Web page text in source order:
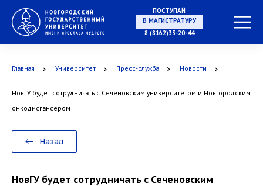
ПОСТУПАЙ
В МАГИСТРАТУРУ
8 (8162)33-20-44
Главная Университет Пресс-служба Новости
НовГУ будет сотрудничать с Сеченовским университетом и Новгородским
онкодиспансером
Назад
НовГУ будет сотрудничать с Сеченовским